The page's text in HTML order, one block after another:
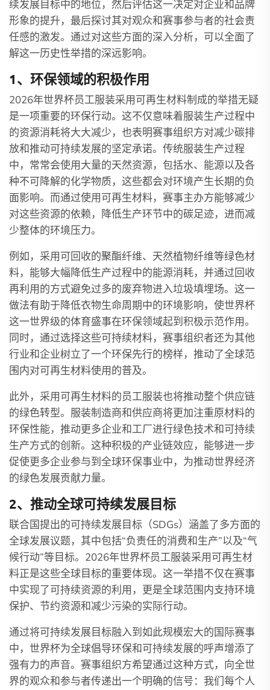
续发展目标中的地位，然后评估这一决定对企业和品牌
形象的提升，最后探讨其对观众和赛事参与者的社会责
任感的激发。通过对这些方面的深入分析，可以全面了
解这一历史性举措的深远影响。
1、环保领域的积极作用
2026年世界杯员工服装采用可再生材料制成的举措无疑
是一项重要的环保行动。这不仅意味着服装生产过程中
的资源消耗将大大减少，也表明赛事组织方对减少碳排
放和推动可持续发展的坚定承诺。传统服装生产过程
中，常常会使用大量的天然资源，包括水、能源以及各
种不可降解的化学物质，这些都会对环境产生长期的负
面影响。而通过使用可再生材料，赛事主办方能够减少
对这些资源的依赖，降低生产环节中的碳足迹，进而减
少整体的环境压力。
例如，采用可回收的聚酯纤维、天然植物纤维等绿色材
料，能够大幅降低生产过程中的能源消耗，并通过回收
再利用的方式避免过多的废弃物进入垃圾填埋场。这一
做法有助于降低衣物生命周期中的环境影响，使世界杯
这一世界级的体育盛事在环保领域起到积极示范作用。
同时，通过选择这些可持续材料，赛事组织者还为其他
行业和企业树立了一个环保先行的榜样，推动了全球范
围内对可再生材料使用的普及。
此外，采用可再生材料的员工服装也将推动整个供应链
的绿色转型。服装制造商和供应商将更加注重原材料的
环保性能，推动更多企业和工厂进行绿色技术和可持续
生产方式的创新。这种积极的产业链效应，能够进一步
促使更多企业参与到全球环保事业中，为推动世界经济
的绿色发展贡献力量。
2、推动全球可持续发展目标
联合国提出的可持续发展目标（SDGs）涵盖了多方面的
全球发展议题，其中包括“负责任的消费和生产”以及“气
候行动”等目标。2026年世界杯员工服装采用可再生材
料正是这些全球目标的重要体现。这一举措不仅在赛事
中实现了可持续资源的利用，更是全球范围内支持环境
保护、节约资源和减少污染的实际行动。
通过将可持续发展目标融入到如此规模宏大的国际赛事
中，世界杯为全球倡导环保和可持续发展的呼声增添了
强有力的声音。赛事组织方希望通过这种方式，向全世
界的观众和参与者传递出一个明确的信号：我们每个人